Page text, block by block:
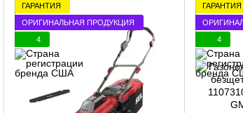
ГАРАНТИЯ
ОРИГИНАЛЬНАЯ ПРОДУКЦИЯ
4
ГАРАНТИЯ
4